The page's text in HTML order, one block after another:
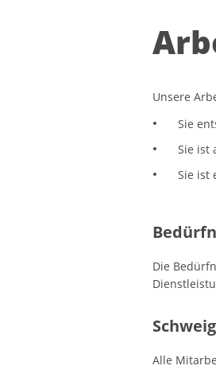
Unsere
Sie
Sie ist
Sie ist
Die
Alle